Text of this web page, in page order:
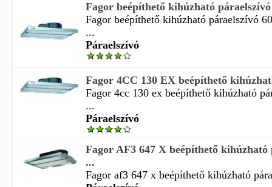
Fagor beépíthető kihúzható
Fagor beépíthető kihúzható páraelszívó
...
Páraelszívó
Fagor 4CC 130 EX beépíthető
Fagor 4cc 130 ex beépíthető kihúzható
...
Páraelszívó
Fagor AF3 647 X beépíthető kihúzható
...
Fagor af3 647 x beépíthető kihúzható